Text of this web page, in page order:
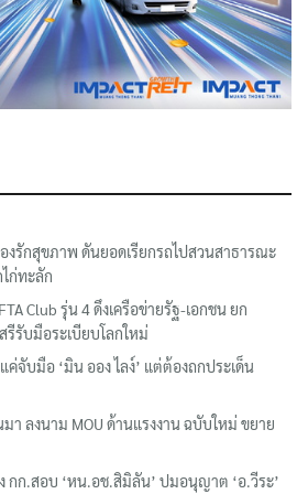
องรักสุขภาพ ดันยอดเรียกรถไปสวนสาธารณะ
ก่ทะลัก
Club รุ่น 4 ดึงเครือข่ายรัฐ-เอกชน ยก
รีรับมือระเบียบโลกใหม่
ค่จับมือ ‘มิน ออง ไลง์’ แต่ต้องถกประเด็น
มา ลงนาม MOU ด้านแรงงาน ฉบับใหม่ ขยาย
กก.สอบ ‘หน.อช.สิมิลัน’ ปมอนุญาต ‘อ.วีระ’